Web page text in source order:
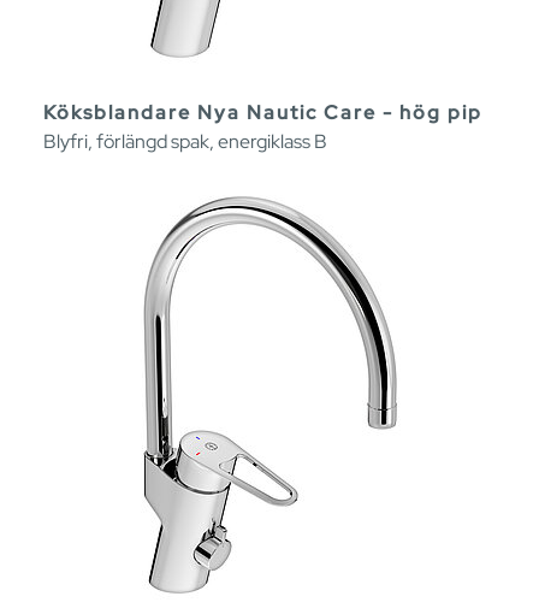
Köksblandare Nya Nautic Care - hög pip
Blyfri, förlängd spak, energiklass B